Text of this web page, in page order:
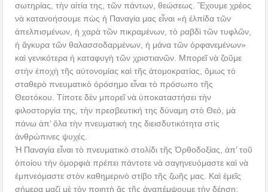
σωτηρίας, τὴν αἰτία της, τῶν πάντων, θεώσεως. Ἔχουμε χρέος
νὰ κατανοήσουμε πὼς ἡ Παναγία μας εἶναι «ἡ ἐλπίδα τῶν
ἀπελπισμένων, ἡ χαρὰ τῶν πικραμένων, τὸ ραβδὶ τῶν τυφλῶν,
ἡ ἄγκυρα τῶν θαλασσοδαρμένων, ἡ μάνα τῶν ὀρφανεμένων»
καὶ γενικότερα ἡ καταφυγὴ τῶν χριστιανῶν. Μπορεῖ νὰ ζοῦμε
στὴν ἐποχὴ τῆς αὐτονομίας καὶ τῆς ἀτομοκρατίας, ὅμως τὸ
σταθερὸ πνευματικὸ ὁρόσημο εἶναι τὸ πρόσωπο τῆς
Θεοτόκου. Τίποτε δὲν μπορεῖ νὰ ὑποκαταστήσει τὴν
φιλοστοργία της, τὴν πρεσβευτική της δύναμη στὸ Θεό, μὰ
πάνω ἀπ’ ὅλα τὴν πνευματική της διεισδυτικότητα στὶς
ἀνθρώπινες ψυχές.
Ἡ Παναγία εἶναι τὸ πνευματικὸ στολίδι τῆς Ὀρθοδοξίας, ἀπ’ τοῦ
ὁποίου τὴν ὀμορφιὰ πρέπει πάντοτε νὰ σαγηνευόμαστε καὶ νὰ
ἐμπνεόμαστε στὸν καθημερινὸ στίβο τῆς ζωῆς μας. Καὶ ἐμεῖς
σήμερα μαζὶ μὲ τὸν ποιητὴ ἂς τῆς ἀναπέμψουμε τὴν δέηση: